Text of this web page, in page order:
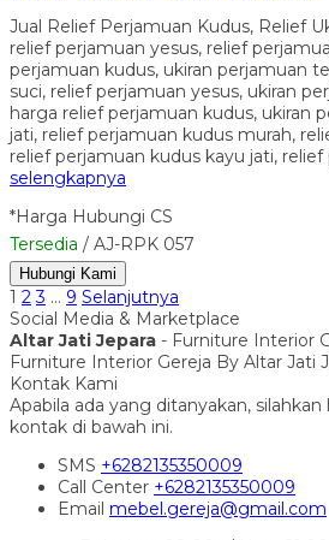
Jual Relief Perjamuan Kudus, Relief
relief perjamuan yesus, relief
perjamuan kudus, ukiran perjamuan
suci, relief perjamuan yesus, ukiran
harga relief perjamuan kudus, ukiran
jati, relief perjamuan kudus murah,
relief perjamuan kudus kayu jati,
selengkapnya
*Harga Hubungi CS
Tersedia / AJ-RPK 057
Hubungi Kami
1 2 3 … 9 Selanjutnya
Social Media & Marketplace
Altar Jati Jepara - Furniture Interior
Furniture Interior Gereja By Altar Jati
Kontak Kami
Apabila ada yang ditanyakan,
kontak di bawah ini.
SMS +6282135350009
Call Center +6282135350009
Email mebel.gereja@gmail.com